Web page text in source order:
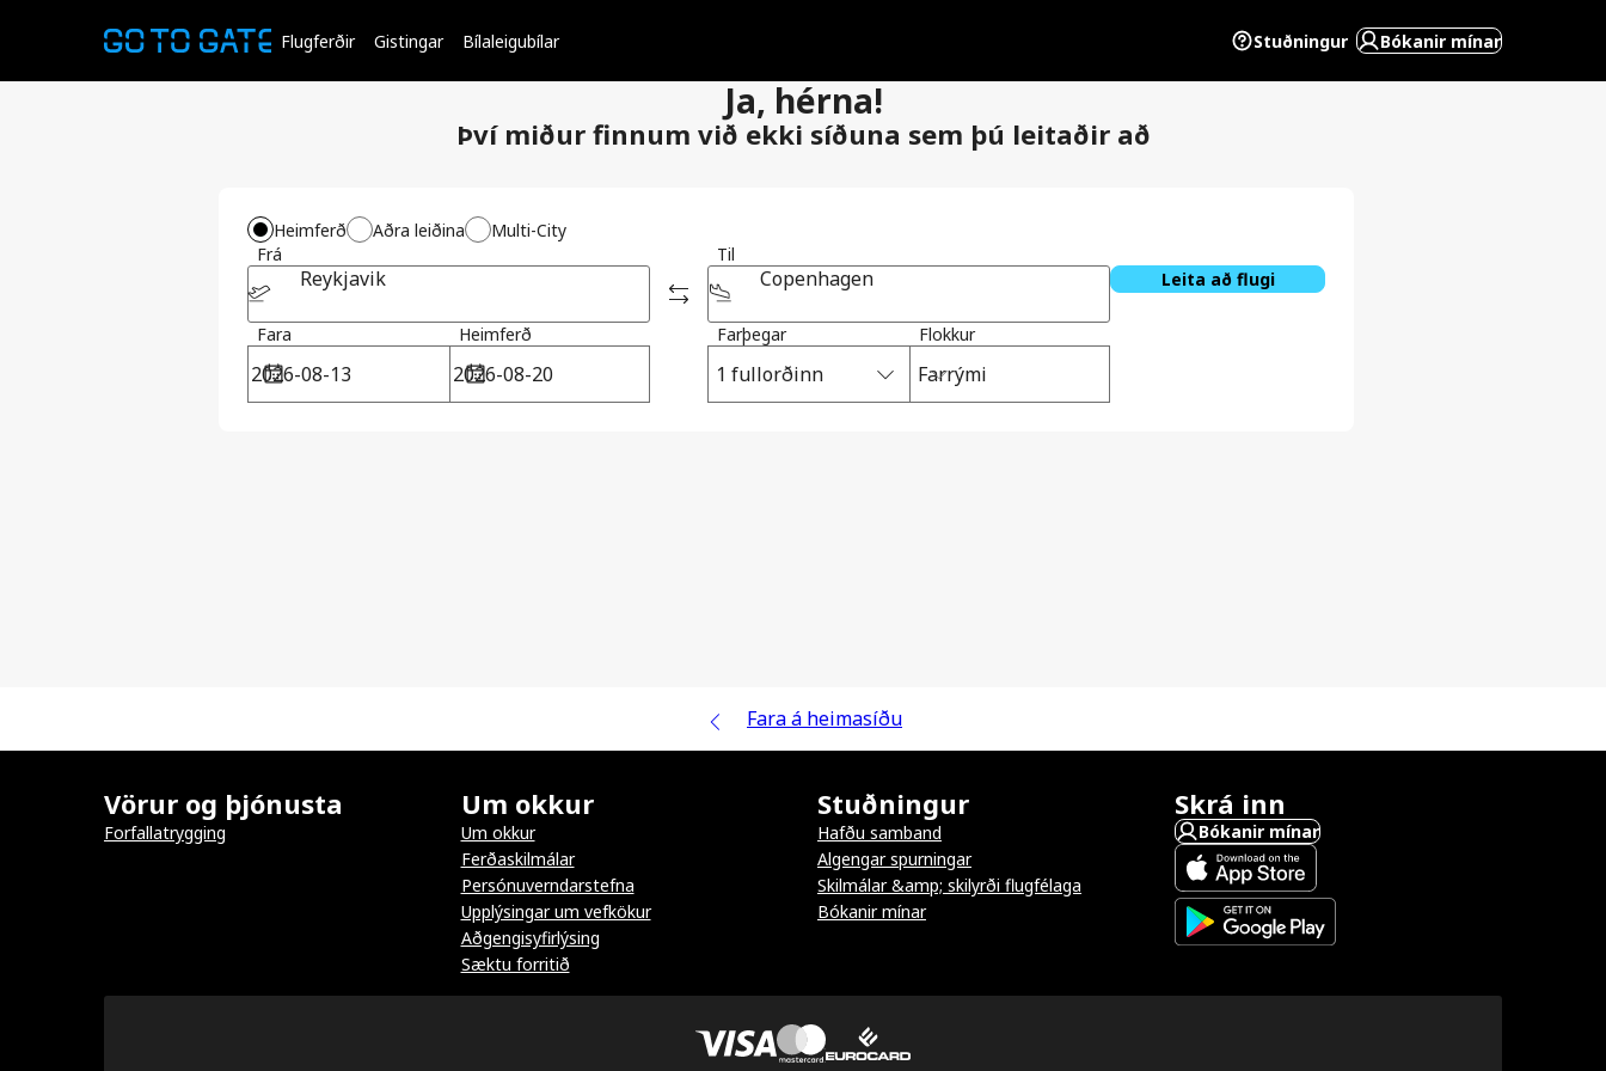
Flugferðir Gistingar Bílaleigubílar Stuðningur Bókanir mínar
Ja, hérna!
Því miður finnum við ekki síðuna sem þú leitaðir að
Heimferð Aðra leiðina
Multi-City
Frá
Reykjavik
Til
Copenhagen
Fara Heimferð Farþegar
1 fullorðinn
Flokkur
Farrými
Leita að flugi
Fara á heimasíðu
Vörur og þjónusta
Forfallatrygging
Um okkur
Um okkur
Ferðaskilmálar
Persónuverndarstefna
Upplýsingar um vefkökur
Aðgengisyfirlýsing
Sæktu forritið
Stuðningur
Hafðu samband
Algengar spurningar
Skilmálar &amp; skilyrði flugfélaga
Bókanir mínar
Skrá inn
Bókanir mínar